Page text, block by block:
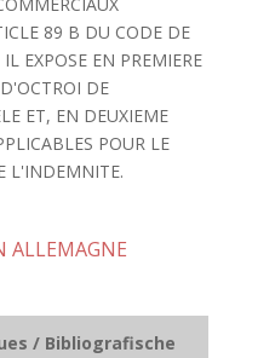
89 B DU CODE DE
EXPOSE EN PREMIERE
DE
ET, EN DEUXIEME
POUR LE
L'INDEMNITE.
ALLEMAGNE
/ Bibliografische